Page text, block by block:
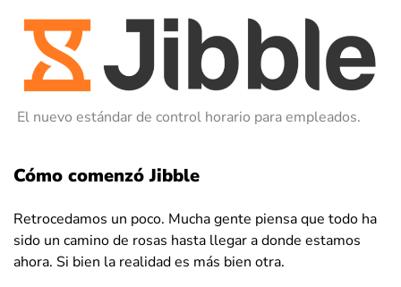
El nuevo estándar de control horario para empleados.
Cómo comenzó Jibble
Retrocedamos un poco. Mucha gente piensa que todo ha
sido un camino de rosas hasta llegar a donde estamos
ahora. Si bien la realidad es más bien otra.